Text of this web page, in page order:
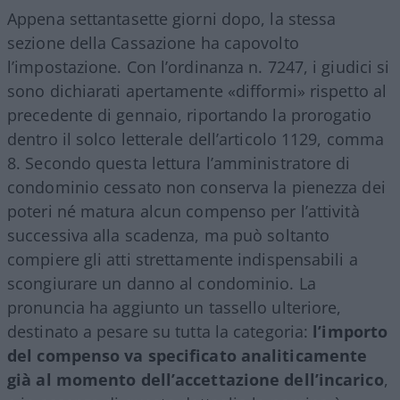
Appena settantasette giorni dopo, la stessa
sezione della Cassazione ha capovolto
l’impostazione. Con l’ordinanza n. 7247, i giudici si
sono dichiarati apertamente «difformi» rispetto al
precedente di gennaio, riportando la prorogatio
dentro il solco letterale dell’articolo 1129, comma
8. Secondo questa lettura l’amministratore di
condominio cessato non conserva la pienezza dei
poteri né matura alcun compenso per l’attività
successiva alla scadenza, ma può soltanto
compiere gli atti strettamente indispensabili a
scongiurare un danno al condominio. La
pronuncia ha aggiunto un tassello ulteriore,
destinato a pesare su tutta la categoria: l’importo
del compenso va specificato analiticamente
già al momento dell’accettazione dell’incarico,